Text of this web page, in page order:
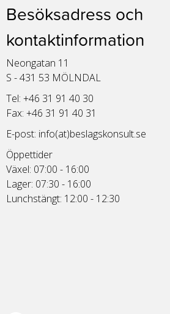
Besöksadress och
kontaktinformation
Neongatan 11
S - 431 53 MÖLNDAL
Tel: +46 31 91 40 30
Fax: +46 31 91 40 31
E-post: info(at)beslagskonsult.se
Öppettider
Växel: 07:00 - 16:00
Lager: 07:30 - 16:00
Lunchstängt: 12:00 - 12:30